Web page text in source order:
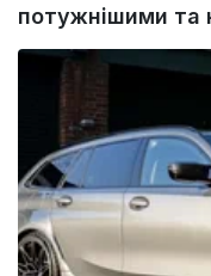
потужнішими та